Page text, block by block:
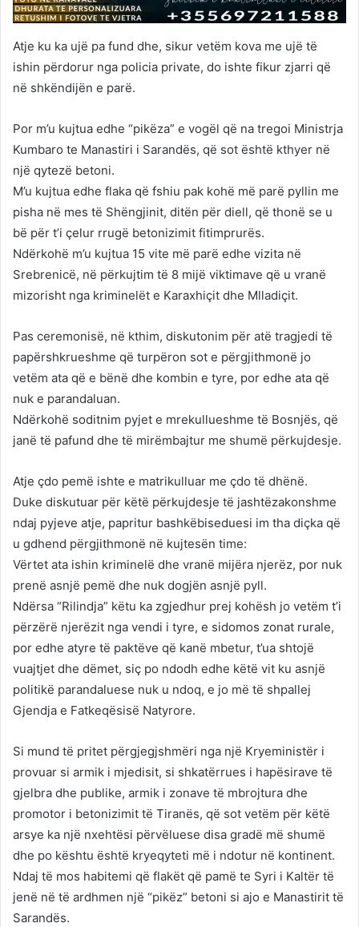
Atje ku ka ujë pa fund dhe, sikur vetëm kova me ujë të
ishin përdorur nga policia private, do ishte fikur zjarri që
në shkëndijën e parë.
Por m’u kujtua edhe “pikëza” e vogël që na tregoi Ministrja
Kumbaro te Manastiri i Sarandës, që sot është kthyer në
një qytezë betoni.
M’u kujtua edhe flaka që fshiu pak kohë më parë pyllin me
pisha në mes të Shëngjinit, ditën për diell, që thonë se u
bë për t’i çelur rrugë betonizimit fitimprurës.
Ndërkohë m’u kujtua 15 vite më parë edhe vizita në
Srebrenicë, në përkujtim të 8 mijë viktimave që u vranë
mizorisht nga kriminelët e Karaxhiçit dhe Mlladiçit.
Pas ceremonisë, në kthim, diskutonim për atë tragjedi të
papërshkrueshme që turpëron sot e përgjithmonë jo
vetëm ata që e bënë dhe kombin e tyre, por edhe ata që
nuk e parandaluan.
Ndërkohë soditnim pyjet e mrekullueshme të Bosnjës, që
janë të pafund dhe të mirëmbajtur me shumë përkujdesje.
Atje çdo pemë ishte e matrikulluar me çdo të dhënë.
Duke diskutuar për këtë përkujdesje të jashtëzakonshme
ndaj pyjeve atje, papritur bashkëbiseduesi im tha diçka që
u gdhend përgjithmonë në kujtesën time:
Vërtet ata ishin kriminelë dhe vranë mijëra njerëz, por nuk
prenë asnjë pemë dhe nuk dogjën asnjë pyll.
Ndërsa “Rilindja” këtu ka zgjedhur prej kohësh jo vetëm t’i
përzërë njerëzit nga vendi i tyre, e sidomos zonat rurale,
por edhe atyre të paktëve që kanë mbetur, t’ua shtojë
vuajtjet dhe dëmet, siç po ndodh edhe këtë vit ku asnjë
politikë parandaluese nuk u ndoq, e jo më të shpallej
Gjendja e Fatkeqësisë Natyrore.
Si mund të pritet përgjegjshmëri nga një Kryeministër i
provuar si armik i mjedisit, si shkatërrues i hapësirave të
gjelbra dhe publike, armik i zonave të mbrojtura dhe
promotor i betonizimit të Tiranës, që sot vetëm për këtë
arsye ka një nxehtësi përvëluese disa gradë më shumë
dhe po kështu është kryeqyteti më i ndotur në kontinent.
Ndaj të mos habitemi që flakët që pamë te Syri i Kaltër të
jenë në të ardhmen një “pikëz” betoni si ajo e Manastirit të
Sarandës.